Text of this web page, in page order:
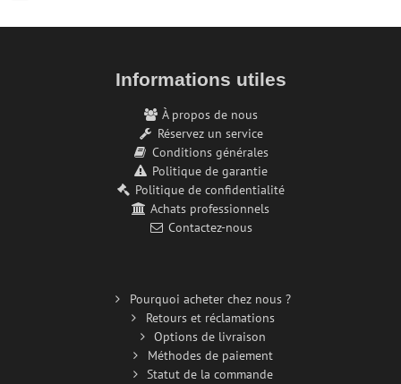
Informations utiles
À propos de nous
Réservez un service
Conditions générales
Politique de garantie
Politique de confidentialité
Achats professionnels
Contactez-nous
Pourquoi acheter chez nous ?
Retours et réclamations
Options de livraison
Méthodes de paiement
Statut de la commande